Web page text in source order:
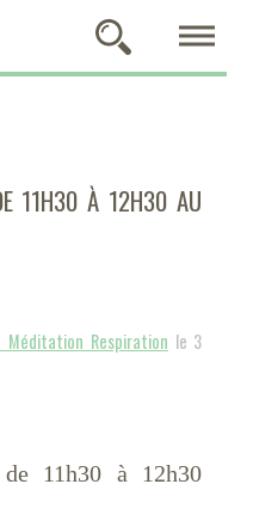
11H30 À 12H30 AU
Méditation Respiration le 3
11h30 à 12h30